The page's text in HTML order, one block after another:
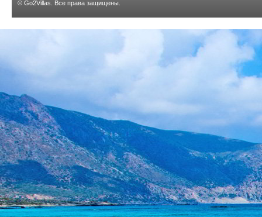
© Go2Villas . Все права защищены.